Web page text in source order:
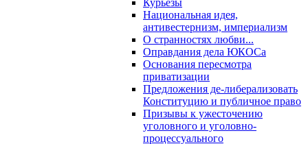
Курьезы
Национальная идея,
антивестернизм, империализм
О странностях любви...
Оправдания дела ЮКОСа
Основания пересмотра
приватизации
Предложения де-либерализовать
Конституцию и публичное право
Призывы к ужесточению
уголовного и уголовно-
процессуального